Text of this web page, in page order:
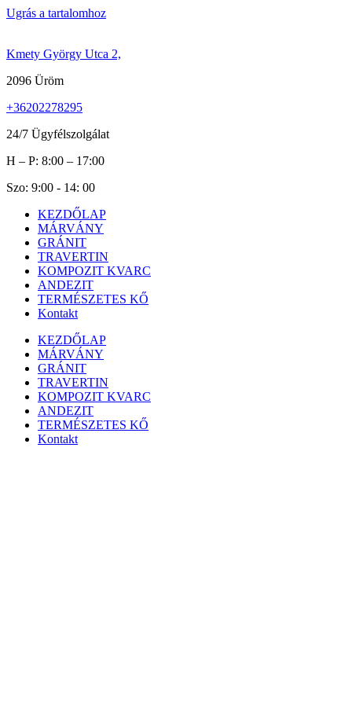
Ugrás a tartalomhoz
Kmety György Utca 2,
2096 Üröm
+36202278295
24/7 Ügyfélszolgálat
H – P: 8:00 – 17:00
Szo: 9:00 - 14: 00
KEZDŐLAP
MÁRVÁNY
GRÁNIT
TRAVERTIN
KOMPOZIT KVARC
ANDEZIT
TERMÉSZETES KŐ
Kontakt
KEZDŐLAP
MÁRVÁNY
GRÁNIT
TRAVERTIN
KOMPOZIT KVARC
ANDEZIT
TERMÉSZETES KŐ
Kontakt